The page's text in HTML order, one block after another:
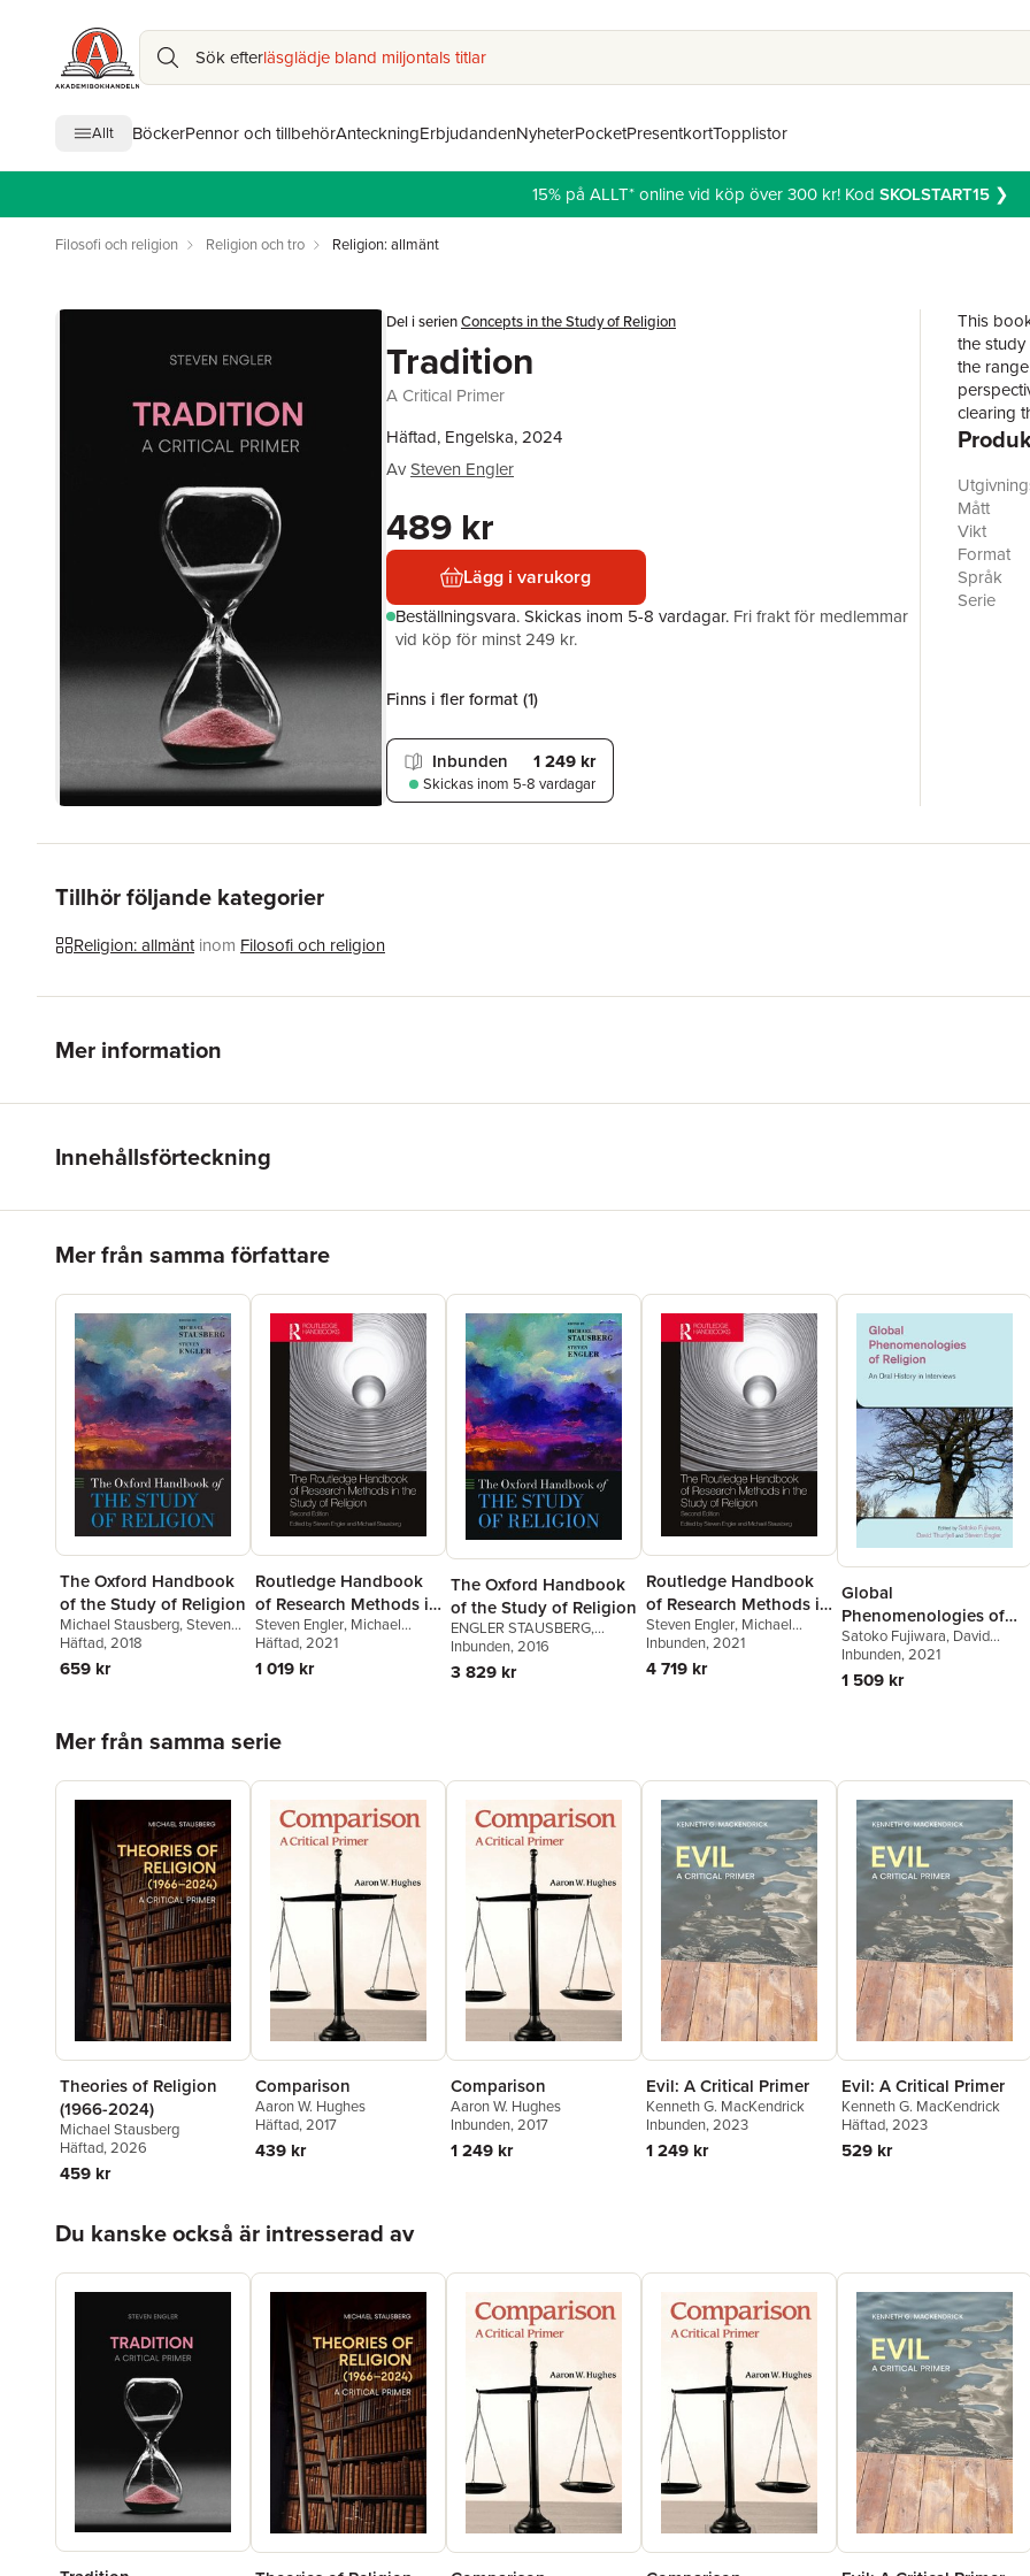
Sök efterläsglädje bland miljontals titlar
Allt BöckerPennor och tillbehörAnteckningErbjudandenNyheterPocketPresentkortTopplistor
15% på ALLT* online vid köp över 300 kr! Kod SKOLSTART15❯
Filosofi och religion Religion och tro Religion: allmänt
Del i serienConcepts in the Study of Religion
Tradition
A Critical Primer
Häftad, Engelska, 2024
AvSteven Engler
489 kr
Lägg i varukorg
Beställningsvara.Skickas inom 5-8 vardagar. Fri frakt för medlemmar
vid köp för minst 249 kr.
Finns i fler format (1)
Inbunden 1 249 kr
Skickas inom 5-8 vardagar
This
the
the
clearing
the
works,
(1956),
Invention
(2004).
this
Mått
Vikt
Format
Språk
Serie
Tillhör följande kategorier
Religion: allmänt inom Filosofi och religion
Mer information
Innehållsförteckning
Mer från samma författare
The Oxford Handbook
of the Study of Religion
Michael Stausberg,Steven
Engler
Häftad, 2018
659 kr
Routledge Handbook
of Research Methods in
the Study of Religion
Steven Engler, Michael
Stausberg
Häftad, 2021
1 019 kr
The Oxford Handbook
of the Study of Religion
ENGLER STAUSBERG,
Michael Stausberg
Engler
Inbunden, 2016
3 829 kr
Routledge Handbook
of Research Methods in
the Study of Religion
Steven Engler, Michael
Stausberg
Inbunden, 2021
4 719 kr
Global
Phenomenologies of
Religion
Satoko Fujiwara, David
Thurfjell,Steven Engler
Inbunden, 2021
1 509 kr
Mer från samma serie
Theories of Religion
(1966-2024)
Michael Stausberg
Häftad, 2026
459 kr
Comparison
Aaron W. Hughes
Häftad, 2017
439 kr
Comparison
Aaron W. Hughes
Inbunden, 2017
1 249 kr
Evil: A Critical Primer
Kenneth G. MacKendrick
Inbunden, 2023
1 249 kr
Evil: A Critical Primer
Kenneth G. MacKendrick
Häftad, 2023
529 kr
Du kanske också är intresserad av